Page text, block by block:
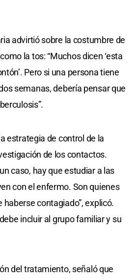
advirtió sobre la costumbre de
la tos: “Muchos dicen ‘esta
Pero si una persona tiene
semanas, debería pensar que
estrategia de control de la
de los contactos.
caso, hay que estudiar a las
con el enfermo. Son quienes
contagiado”, explicó.
incluir al grupo familiar y su
del tratamiento, señaló que